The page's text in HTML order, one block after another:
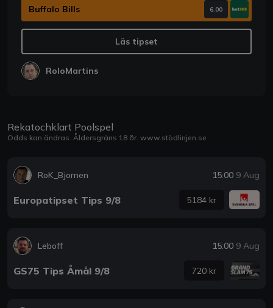
Buffalo Bills 6.00
Läs tipset
RoloMartins
Rekatochklart Poolspel
Odds kan ändras. Åldersgräns 18 år. www.stödlinjen.se
RoK_Bjornen 15:00 9 Aug
Europatipset Tips 9/8 5184 kr
Leboff 15:00 9 Aug
GS75 Tips Åmål 9/8 720 kr